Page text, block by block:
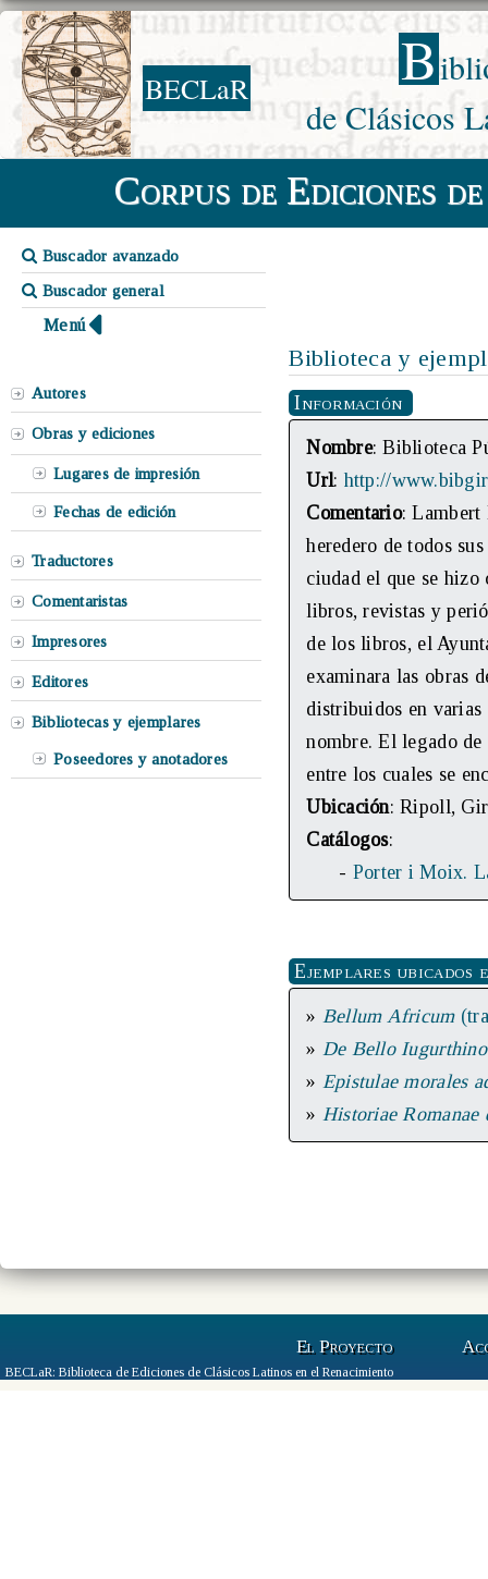
BECLaR B
de Clásicos
Corpus de Ediciones
Buscador avanzado
Buscador general
Menú
Autores
Obras y ediciones
Lugares de impresión
Fechas de edición
Traductores
Comentaristas
Impresores
Editores
Bibliotecas y ejemplares
Poseedores y anotadores
Biblioteca y
Información
Nombre: Biblioteca
Url: http://
Comentario: Lambert
heredero de todos
ciudad el que se hizo
libros, revistas y
de los libros, el
examinara las obras
distribuidos en varias
nombre. El legado
entre los cuales se
Ubicación: Ripoll,
Catálogos:
- Porter i Moix.
Ejemplares
» Bellum Africum
» De Bello
» Epistulae morales
» Historiae Romanae
El Proyecto
BECLaR: Biblioteca de Ediciones de Clásicos Latinos en el Renacimiento